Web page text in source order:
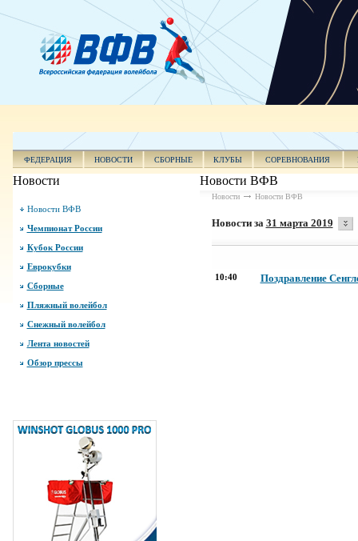
ФЕДЕРАЦИЯ НОВОСТИ СБОРНЫЕ КЛУБЫ СОРЕВНОВАНИЯ
Новости
Новости ВФВ
Чемпионат России
Кубок России
Еврокубки
Сборные
Пляжный волейбол
Снежный волейбол
Лента новостей
Обзор прессы
Новости ВФВ
Новости Новости ВФВ
Новости за 31 марта 2019
10:40 Поздравление